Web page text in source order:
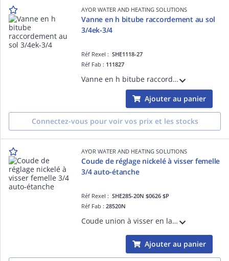
AYOR WATER AND HEATING SOLUTIONS
Vanne en h bitube raccordement au sol
3/4ek-3/4
Réf Rexel :SHE1118-27
Réf Fab : 111827
Vanne en h bitube raccordement au sol 3/4ek - pour radiateur à robinetterie intégrée - 3/4
Ajouter au panier
Connectez-vous pour voir vos prix et les stocks
AYOR WATER AND HEATING SOLUTIONS
Coude de réglage nickelé à visser femelle
3/4 auto-étanche
Réf Rexel :SHE285-20N $0626 $P
Réf Fab :28520N
Coude union à visser en laiton brut - raccordement mâle femelle 3/4
Ajouter au panier